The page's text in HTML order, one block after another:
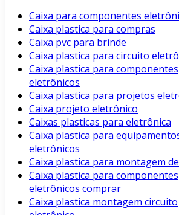
Caixa para componentes
Caixa plastica para compras
Caixa pvc para brinde
Caixa plastica para circuito
Caixa plastica para componentes
eletrônicos
Caixa plastica para projetos
Caixa projeto eletrônico
Caixas plasticas para eletrônica
Caixa plastica para
eletrônicos
Caixa plastica para montagem
Caixa plastica para componentes
eletrônicos comprar
Caixa plastica montagem circuito